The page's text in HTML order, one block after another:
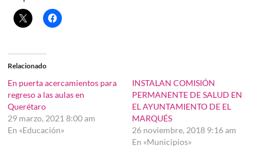
Relacionado
En puerta acercamientos para
regreso a las aulas en
Querétaro
29 marzo, 2021 8:00 am
En «Educación»
INSTALAN COMISIÓN
PERMANENTE DE SALUD EN
EL AYUNTAMIENTO DE EL
MARQUÉS
26 noviembre, 2018 9:16 am
En «Municipios»